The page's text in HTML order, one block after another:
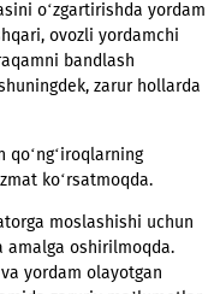
departamenti
u allaqachon
tanib olish), balans,
tariflar va xizmatlar
tashqari, ovozli
raqamni bandlash